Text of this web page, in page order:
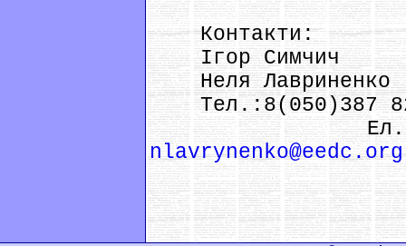
Контакти:
Ігор Симчич
Неля Лавриненко
Тел.:8(050)387